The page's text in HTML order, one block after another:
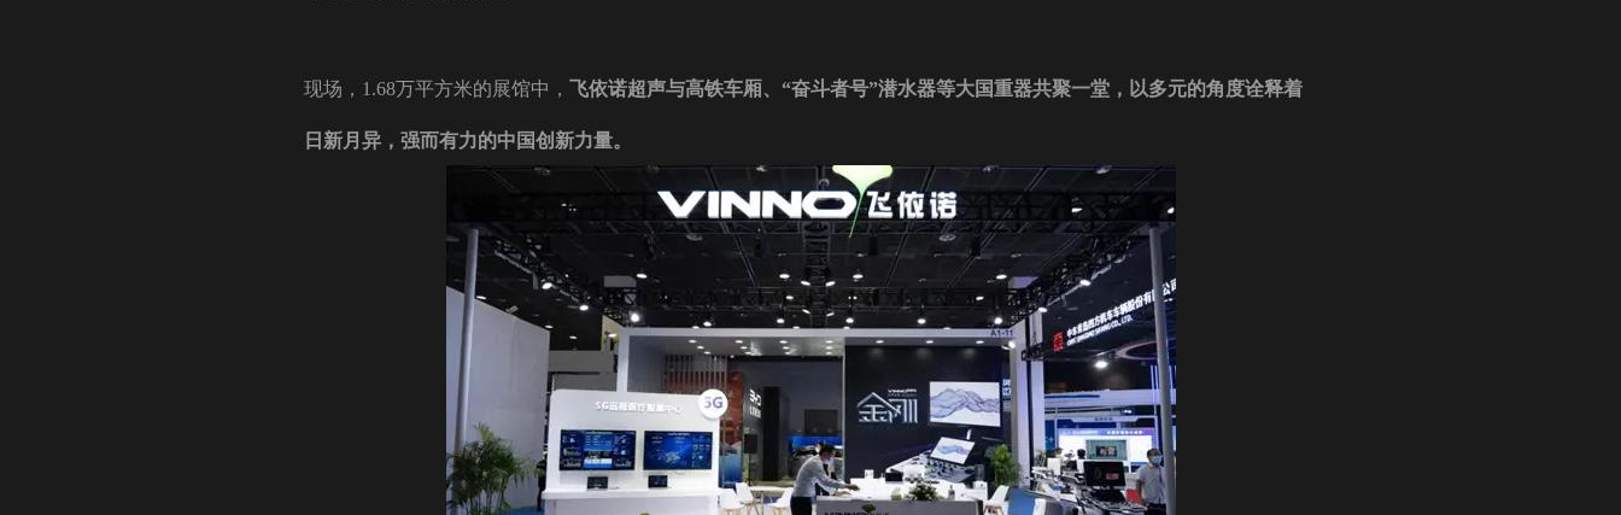
现场，1.68万平方米的展馆中， 飞依诺超声与高铁车厢、“奋斗者号”潜水器等大国重器共聚一堂，以多元的角度诠释着
日新月异，强而有力的中国创新力量。